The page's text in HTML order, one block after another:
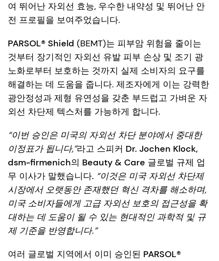
여 뛰어난 자외선 효능, 우수한 내약성 및 뛰어난 안
전 프로필을 보여주었습니다.
PARSOL® Shield (BEMT)는 피부암 위험을 줄이는
것부터 장기적인 자외선 유발 피부 손상 및 조기 광
노화로부터 보호하는 것까지 실제 소비자의 요구를
해결하는 데 도움을 줍니다. 제조자에게 이는 강력한
광안정성과 제형 유연성을 갖춘 부드럽고 가벼운 자
외선 차단제 텍스처를 가능하게 합니다.
“이번 승인은 미국의 자외선 차단 분야에서 중대한
이정표가 됩니다,”라고 스피커 Dr. Jochen Klock,
dsm-firmenich의 Beauty & Care 글로벌 규제 업
무 이사가 말했습니다. “이것은 미국 자외선 차단제
시장에서 오랫동안 존재했던 혁신 격차를 해소하며,
미국 소비자들에게 고급 자외선 보호의 접근성을 확
대하는 데 도움이 될 수 있는 현대적인 과학적 및 규
제 기준을 반영합니다.”
여러 글로벌 지역에서 이미 승인된 PARSOL®